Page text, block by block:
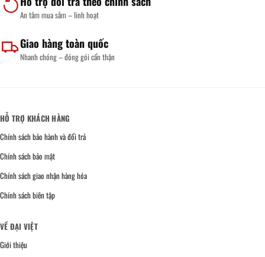
An tâm mua sắm – linh hoạt
Giao hàng toàn quốc
Nhanh chóng – đóng gói cẩn thận
HỖ TRỢ KHÁCH HÀNG
Chính sách bảo hành và đổi trả
Chính sách bảo mật
Chính sách giao nhận hàng hóa
Chính sách biên tập
VỀ ĐẠI VIỆT
Giới thiệu